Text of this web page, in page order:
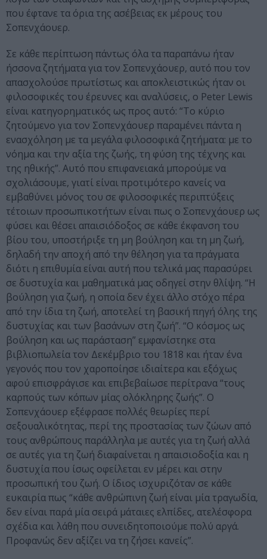
που έφτανε τα όρια της ασέβειας εκ μέρους του
Σοπενχάουερ.
Σε κάθε περίπτωση πάντως όλα τα παραπάνω ήταν
ήσσονα ζητήματα για τον Σοπενχάουερ, αυτό που τον
απασχολούσε πρωτίστως και αποκλειστικώς ήταν οι
φιλοσοφικές του έρευνες και αναλύσεις, ο Peter Lewis
είναι κατηγορηματικός ως προς αυτό: “Το κύριο
ζητούμενο για τον Σοπενχάουερ παραμένει πάντα η
ενασχόληση με τα μεγάλα φιλοσοφικά ζητήματα: με το
νόημα και την αξία της ζωής, τη φύση της τέχνης και
της ηθικής”. Αυτό που επιφανειακά μπορούμε να
σχολιάσουμε, γιατί είναι προτιμότερο κανείς να
εμβαθύνει μόνος του σε φιλοσοφικές περιπτύξεις
τέτοιων προσωπικοτήτων είναι πως ο Σοπενχάουερ ως
φύσει και θέσει απαισιόδοξος σε κάθε έκφανση του
βίου του, υποστήριξε τη μη βούληση και τη μη ζωή,
δηλαδή την αποχή από την θέληση για τα πράγματα
διότι η επιθυμία είναι αυτή που τελικά μας παρασύρει
σε δυστυχία και μαθηματικά μας οδηγεί στην θλίψη. “Η
βούληση για ζωή, η οποία δεν έχει άλλο στόχο πέρα
από την ίδια τη ζωή, αποτελεί τη βασική πηγή όλης της
δυστυχίας και των βασάνων στη ζωή”. “Ο κόσμος ως
βούληση και ως παράσταση” εμφανίστηκε στα
βιβλιοπωλεία τον Δεκέμβριο του 1818 και ήταν ένα
γεγονός που τον χαροποίησε ιδιαίτερα και εξόχως
αφού επισφράγισε και επιβεβαίωσε περίτρανα “τους
καρπούς των κόπων μίας ολόκληρης ζωής”. Ο
Σοπενχάουερ εξέφρασε πολλές θεωρίες περί
σεξουαλικότητας, περί της προστασίας των ζώων από
τους ανθρώπους παράλληλα με αυτές για τη ζωή αλλά
σε αυτές για τη ζωή διαφαίνεται η απαισιοδοξία και η
δυστυχία που ίσως οφείλεται εν μέρει και στην
προσωπική του ζωή. Ο ίδιος ισχυριζόταν σε κάθε
ευκαιρία πως “κάθε ανθρώπινη ζωή είναι μία τραγωδία,
δεν είναι παρά μία σειρά μάταιες ελπίδες, ατελέσφορα
σχέδια και λάθη που συνειδητοποιούμε πολύ αργά.
Προφανώς δεν αξίζει να τη ζήσει κανείς”.